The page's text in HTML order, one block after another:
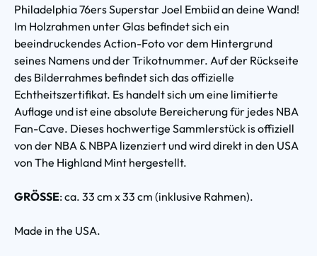
Philadelphia 76ers Superstar Joel Embiid an deine Wand!
Im Holzrahmen unter Glas befindet sich ein
beeindruckendes Action-Foto vor dem Hintergrund
seines Namens und der Trikotnummer. Auf der Rückseite
des Bilderrahmes befindet sich das offizielle
Echtheitszertifikat. Es handelt sich um eine limitierte
Auflage und ist eine absolute Bereicherung für jedes NBA
Fan-Cave. Dieses hochwertige Sammlerstück is offiziell
von der NBA & NBPA lizenziert und wird direkt in den USA
von The Highland Mint hergestellt.
GRÖSSE: ca. 33 cm x 33 cm (inklusive Rahmen).
Made in the USA.